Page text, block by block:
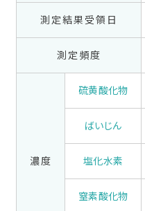
測定結果受領日
測定頻度
濃度
硫黄酸化物
ばいじん
塩化水素
窒素酸化物